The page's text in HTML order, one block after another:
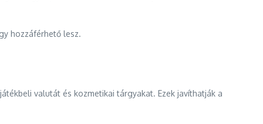
hozzáférhető lesz.
valutát és kozmetikai tárgyakat. Ezek javíthatják a